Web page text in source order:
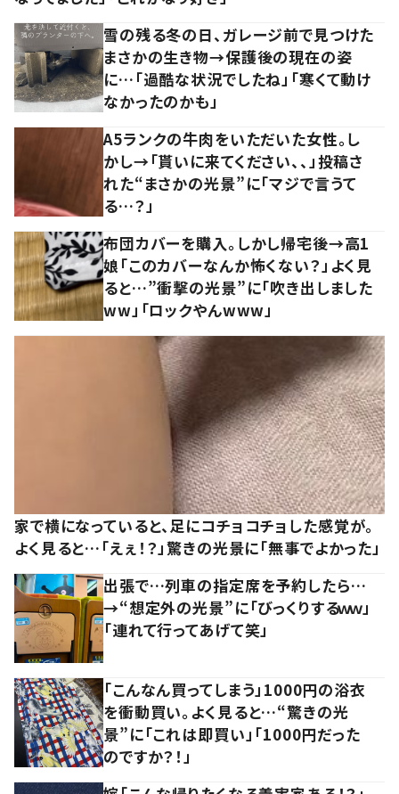
雪の残る冬の日、ガレージ前で見つけた
まさかの生き物→保護後の現在の姿
に…「過酷な状況でしたね」「寒くて動け
なかったのかも」
A5ランクの牛肉をいただいた女性。し
かし→「貰いに来てください、、」投稿さ
れた“まさかの光景”に「マジで言うて
る…？」
布団カバーを購入。しかし帰宅後→高1
娘「このカバーなんか怖くない？」よく見
ると…”衝撃の光景”に「吹き出しました
ww」「ロックやんwww」
家で横になっていると、足にコチョコチョした感覚が。
よく見ると…「えぇ！？」驚きの光景に「無事でよかった」
出張で…列車の指定席を予約したら…
→“想定外の光景”に「びっくりするｗｗ」
「連れて行ってあげて笑」
「こんなん買ってしまう」1000円の浴衣
を衝動買い。よく見ると…“驚きの光
景”に「これは即買い」「1000円だった
のですか？！」